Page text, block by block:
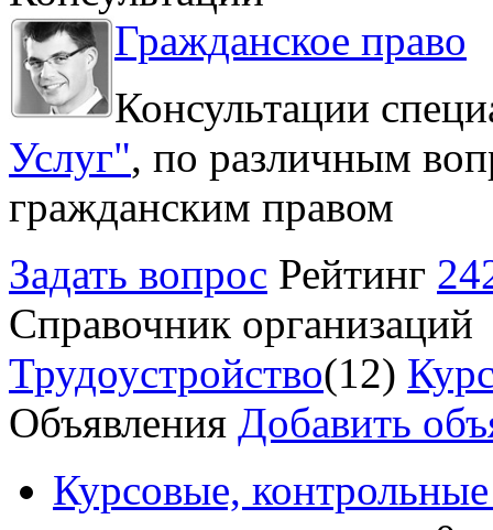
Гражданское право
Консультации
Услуг", по различным
гражданским правом
Задать вопрос Рейтинг
Справочник организаций
Трудоустройство(12)
Объявления Добавить
Курсовые,